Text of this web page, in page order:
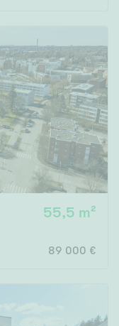
55,5 m²
89 000 €